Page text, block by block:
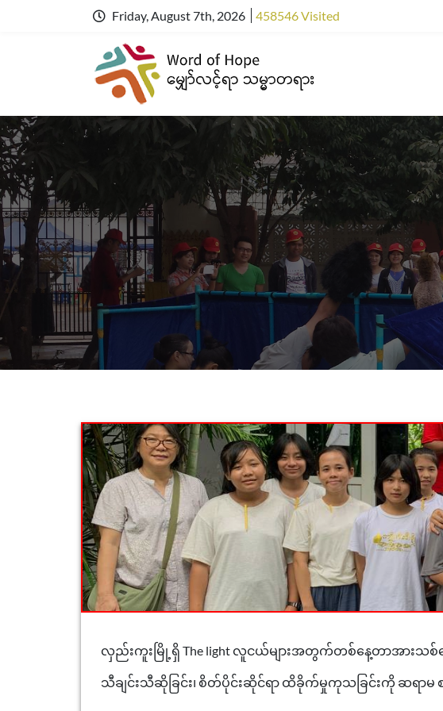
Friday, August 7th, 2026 458546 Visited
လှည်းကူးမြို့ရှိ The light လူငယ်များအတွက်တစ်နေ့တာအားသ
သီချင်းသီဆိုခြင်း၊ စိတ်ပိုင်းဆိုင်ရာ ထိခိုက်မှုကုသခြင်းကို ဆရာမ